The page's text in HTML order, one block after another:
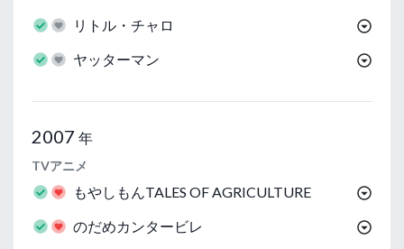
リトル・チャロ
ヤッターマン
2007 年
TVアニメ
もやしもんTALES OF AGRICULTURE
のだめカンタービレ